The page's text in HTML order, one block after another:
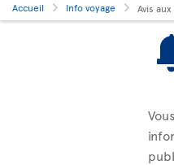
Accueil Info voyage Avis